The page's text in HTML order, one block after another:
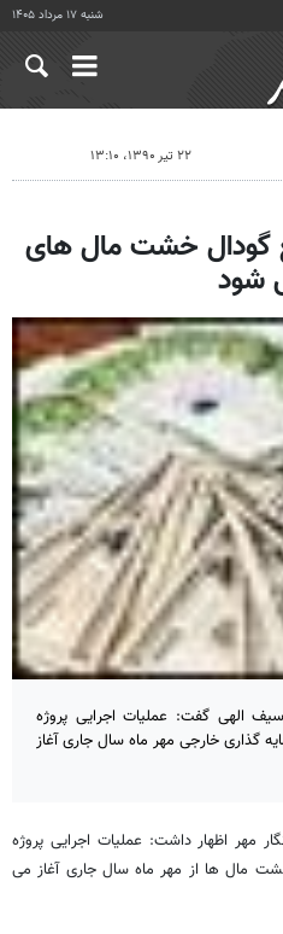
شنبه ۱۷ مرداد ۱۴۰۵
۲۲ تیر ۱۳۹۰، ۱۳:۱۰
گودال خشت مال های
شود
الهی گفت: عملیات اجرایی پروژه
گذاری خارجی مهر ماه سال جاری آغاز
مهر اظهار داشت: عملیات اجرایی پروژه
مال ها از مهر ماه سال جاری آغاز می